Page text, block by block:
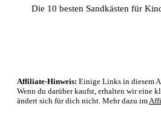
Die 10 besten Sandkästen für
Affiliate-Hinweis: Einige Links in diesem
Wenn du darüber kaufst, erhalten wir eine
ändert sich für dich nicht. Mehr dazu im